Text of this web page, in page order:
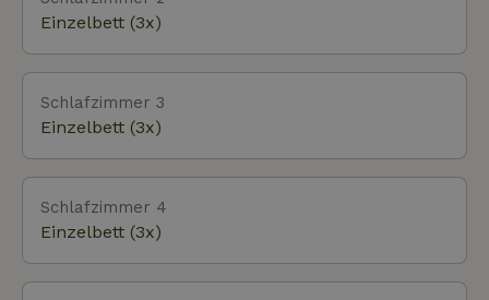
Einzelbett (3x)
Schlafzimmer 3
Einzelbett (3x)
Schlafzimmer 4
Einzelbett (3x)